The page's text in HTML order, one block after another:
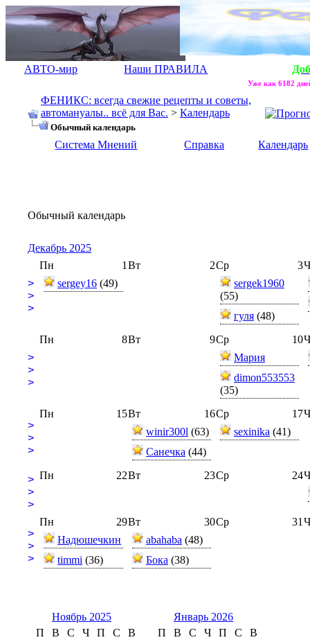
АВТО-мир Наши ПРАВИЛА
Уже как 6182
ФЕНИКС: всегда свежие рецепты и советы,
автомануалы.. всё для Вас. > Календарь
Обычный календарь
Система Мнений Справка Календарь
Обычный календарь
Декабрь 2025
>
>
>
1
Пн
sergey16 (49)
2
Вт 3
Ср
sergek1960
(55)
гуля (48)
>
>
>
8
Пн 9
Вт 10
Ср
Мария
dimon553553
(35)
>
>
>
15
Пн 16
Вт
winir300l (63)
Санечка (44)
17
Ср
sexinika (41)
>
>
>
22
Пн 23
Вт 24
Ср
>
>
>
29
Пн
Надюшечкин
timmi (36)
30
Вт
abahaba (48)
Бока (38)
31
Ср
Ноябрь 2025
П
В С Ч П С
В
Январь 2026
П
В С Ч П С
В